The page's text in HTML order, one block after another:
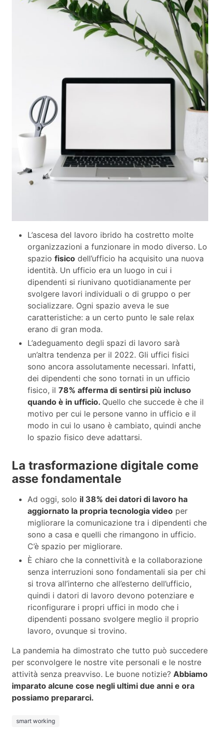
L’ascesa del lavoro ibrido ha costretto molte
organizzazioni a funzionare in modo diverso. Lo
spazio fisico dell’ufficio ha acquisito una nuova
identità. Un ufficio era un luogo in cui i
dipendenti si riunivano quotidianamente per
svolgere lavori individuali o di gruppo o per
socializzare. Ogni spazio aveva le sue
caratteristiche: a un certo punto le sale relax
erano di gran moda.
L’adeguamento degli spazi di lavoro sarà
un’altra tendenza per il 2022. Gli uffici fisici
sono ancora assolutamente necessari. Infatti,
dei dipendenti che sono tornati in un ufficio
fisico, il 78% afferma di sentirsi più incluso
quando è in ufficio. Quello che succede è che il
motivo per cui le persone vanno in ufficio e il
modo in cui lo usano è cambiato, quindi anche
lo spazio fisico deve adattarsi.
La trasformazione digitale come
asse fondamentale
Ad oggi, solo il 38% dei datori di lavoro ha
aggiornato la propria tecnologia video per
migliorare la comunicazione tra i dipendenti che
sono a casa e quelli che rimangono in ufficio.
C’è spazio per migliorare.
È chiaro che la connettività e la collaborazione
senza interruzioni sono fondamentali sia per chi
si trova all’interno che all’esterno dell’ufficio,
quindi i datori di lavoro devono potenziare e
riconfigurare i propri uffici in modo che i
dipendenti possano svolgere meglio il proprio
lavoro, ovunque si trovino.
La pandemia ha dimostrato che tutto può succedere
per sconvolgere le nostre vite personali e le nostre
attività senza preavviso. Le buone notizie? Abbiamo
imparato alcune cose negli ultimi due anni e ora
possiamo prepararci.
smart working